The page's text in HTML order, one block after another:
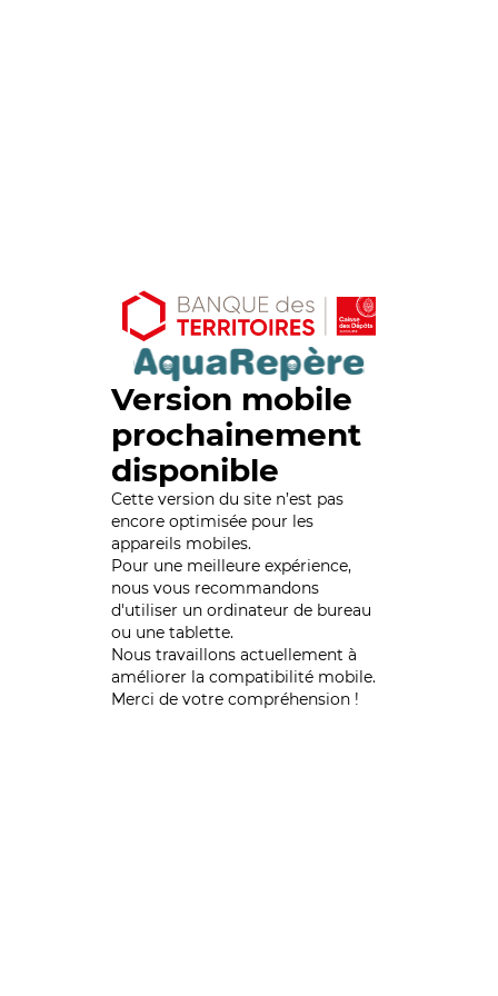
Version mobile
prochainement
disponible
Cette version du site n’est pas
encore optimisée pour les
appareils mobiles.
Pour une meilleure expérience,
nous vous recommandons
d'utiliser un ordinateur de bureau
ou une tablette.
Nous travaillons actuellement à
améliorer la compatibilité mobile.
Merci de votre compréhension !